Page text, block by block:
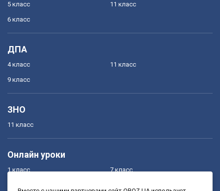
5 класс
6 класс
11 класс
ДПА
4 класс
9 класс
11 класс
ЗНО
11 класс
Онлайн уроки
1 класс 7 класс